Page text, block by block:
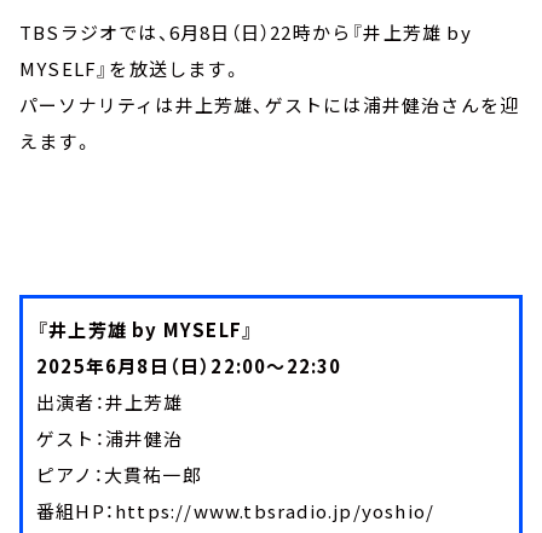
TBSラジオでは、6月8日（日）22時から『井上芳雄 by
MYSELF』を放送します。
パーソナリティは井上芳雄、ゲストには浦井健治さんを迎
えます。
『井上芳雄 by MYSELF』
2025年6月8日（日）22:00～22:30
出演者：井上芳雄
ゲスト：浦井健治
ピアノ：大貫祐一郎
番組HP：https://www.tbsradio.jp/yoshio/